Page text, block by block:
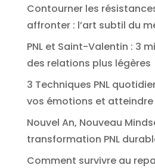
Contourner les
affronter : l’art subtil du
PNL et Saint-Valentin : 3
des relations plus légères
3 Techniques PNL
vos émotions et
Nouvel An, Nouveau
transformation PNL
Comment survivre au